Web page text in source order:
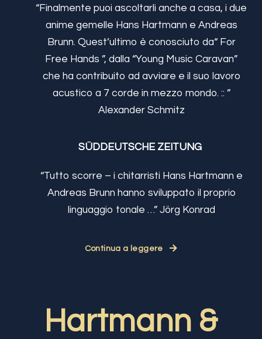
“Finalmente puoi ascoltarli anche a casa, i due
anime gemelle Hans Hartmann e Andreas
Brunn. Quest’ultimo è conosciuto da“ For
Free Hands ”, dalla “Young Music Caravan”
che ha contribuito ad avviare e il suo lavoro
acustico a 7 corde in mezzo mondo. :: ”
Alexander Schmitz
SÜDDEUTSCHE ZEITUNG
“Tutto scorre – i chitarristi Hans Hartmann e
Andreas Brunn hanno sviluppato il proprio
linguaggio tonale …” Jörg Konrad
Continua a leggere
Hartmann &